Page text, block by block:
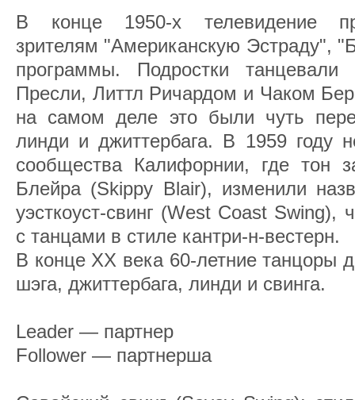
В конце 1950-х телевидение
зрителям "Американскую Эстраду",
программы. Подростки
Пресли, Литтл Ричардом и Чаком
на самом деле это были чуть
линди и джиттербага. В 1959 году
сообщества Калифорнии, где тон
Блейра (Skippy Blair), изменили
уэсткоуст-свинг (West Coast
с танцами в стиле кантри-н-вестерн.
В конце ХХ века 60-летние танцоры
шэга, джиттербага, линди и свинга.
Leader — партнер
Follower — партнерша